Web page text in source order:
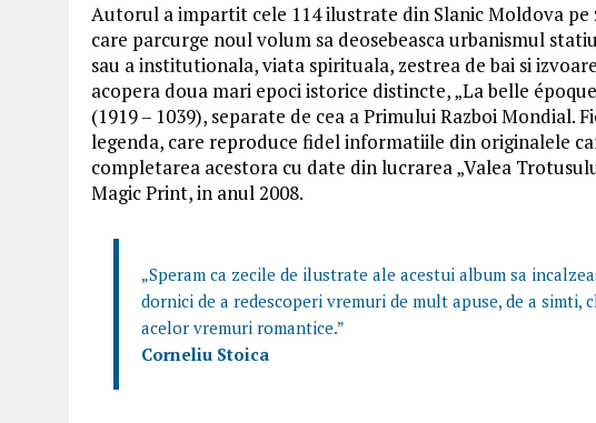
Autorul a impartit cele 114 ilustrate din Slanic Moldova
care parcurge noul volum sa deosebeasca urbanismul
sau a institutionala, viata spirituala, zestrea de bai si
acopera doua mari epoci istorice distincte, „La belle
(1919 – 1039), separate de cea a Primului Razboi Mondial.
legenda, care reproduce fidel informatiile din originalele
completarea acestora cu date din lucrarea „Valea
Magic Print, in anul 2008.
„Speram ca zecile de ilustrate ale acestui album sa
dornici de a redescoperi vremuri de mult apuse, de a
acelor vremuri romantice.”
Corneliu Stoica